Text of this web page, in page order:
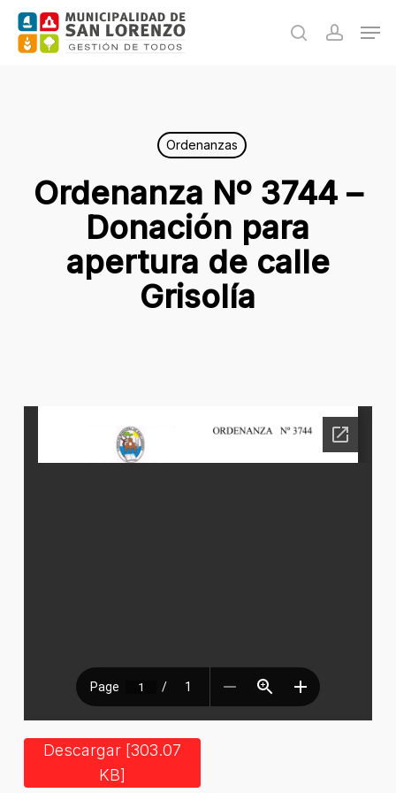
Skip
search
Ordenanzas
Ordenanza Nº 3744 –
Donación para
apertura de calle
Grisolía
Descargar [303.07
KB]